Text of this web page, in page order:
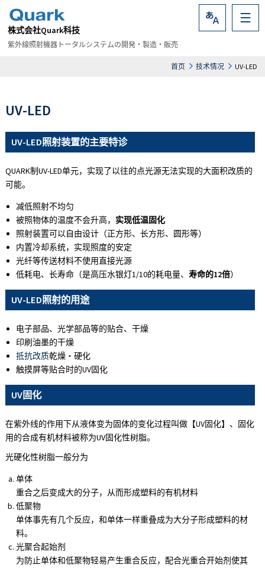
株式会社Quark科技
紫外線照射機器トータルシステムの開発・製造・販売
首页 技术情况 UV-LED
UV-LED
UV-LED照射装置的主要特诊
QUARK制UV-LED单元，实现了以往的点光源无法实现的大面积改质的
可能。
减低照射不均匀
被照物体的温度不会升高， 实现低温固化
照射装置可以自由设计（正方形、长方形、圆形等）
内置冷却系统，实现照度的安定
光纤等传送材料不使用直接光源
低耗电、长寿命（是高压水银灯1/10的耗电量、寿命的12倍）
UV-LED照射的用途
电子部品、光学部品等的贴合、干燥
印刷油墨的干燥
抵抗改质乾燥・硬化
触摸屏等贴合时的UV固化
UV固化
在紫外线的作用下从液体变为固体的变化过程叫做【UV固化】、固化
用的合成有机材料被称为UV固化性树脂。
光硬化性树脂一般分为
单体
重合之后变成大的分子，从而形成塑料的有机材料
低聚物
单体事先有几个反应，和单体一样重叠成为大分子形成塑料的材
料。
光聚合起始剂
为防止单体和低聚物轻易产生重合反应，配合光重合开始剂使其